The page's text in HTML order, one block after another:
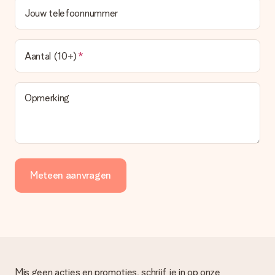
worden.
Wat is de levertijd en wanneer heb ik mijn cadeau in huis?
De levertijd is terug te vinden op de productpagina van het
cadeau. Je kunt erop vertrouwen dat het cadeau netjes op
deze dag wordt geleverd door onze vervoerder.
Welke bezorgopties kan ik kiezen?
Je kunt kiezen uit een normale snelle levering, of een express
bestellen wordt verstuurd als pakketpost of als
brievenbus stuk mag verwachten, neem dan even contact op
met onze klantenservice.
Betalen
Jouw telefoonnummer
Aantal (10+)
Opmerking
Meteen aanvragen
Mis geen acties en promoties, schrijf je in op onze